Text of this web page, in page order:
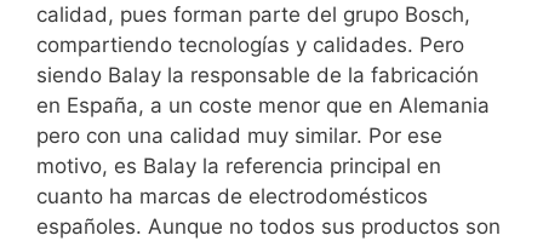
calidad, pues forman parte del grupo Bosch,
compartiendo tecnologías y calidades. Pero
siendo Balay la responsable de la fabricación
en España, a un coste menor que en Alemania
pero con una calidad muy similar. Por ese
motivo, es Balay la referencia principal en
cuanto ha marcas de electrodomésticos
españoles. Aunque no todos sus productos son